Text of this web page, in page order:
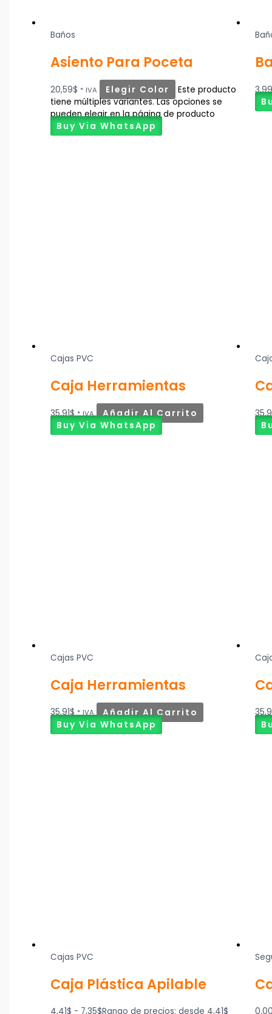
Baños
Asiento Para Poceta
20,59$ * IVA Elegir Color
Este producto
tiene múltiples variantes. Las opciones se
pueden elegir en la página de producto
Buy Via WhatsApp
Cajas PVC
Caja Herramientas
35,91$ * IVA
Añadir Al Carrito
Buy Via WhatsApp
Cajas PVC
Caja Herramientas
35,91$ * IVA
Añadir Al Carrito
Buy Via WhatsApp
Cajas PVC
Caja Plástica Apilable
4,41$ - 7,35$Rango de precios: desde 4,41$